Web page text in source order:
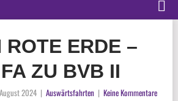
ROTE ERDE –
ZU BVB II
2024 | Auswärtsfahrten | Keine Kommentare